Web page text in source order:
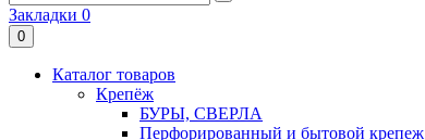
Закладки 0
0
Каталог товаров
Крепёж
БУРЫ, СВЕРЛА
Перфорированный и бытовой крепеж